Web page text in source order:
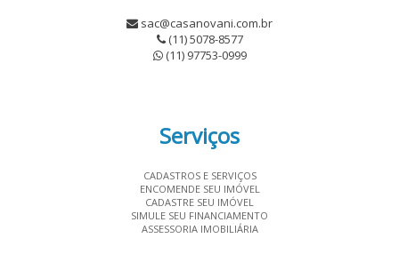
sac@casanovani.com.br
(11) 5078-8577
(11) 97753-0999
Serviços
CADASTROS E SERVIÇOS
ENCOMENDE SEU IMÓVEL
CADASTRE SEU IMÓVEL
SIMULE SEU FINANCIAMENTO
ASSESSORIA IMOBILIÁRIA